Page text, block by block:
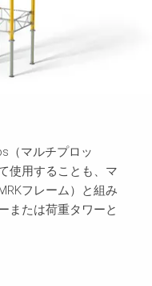
（マルチプロッ
使用することも、マ
フレーム）と組み
または荷重タワーと